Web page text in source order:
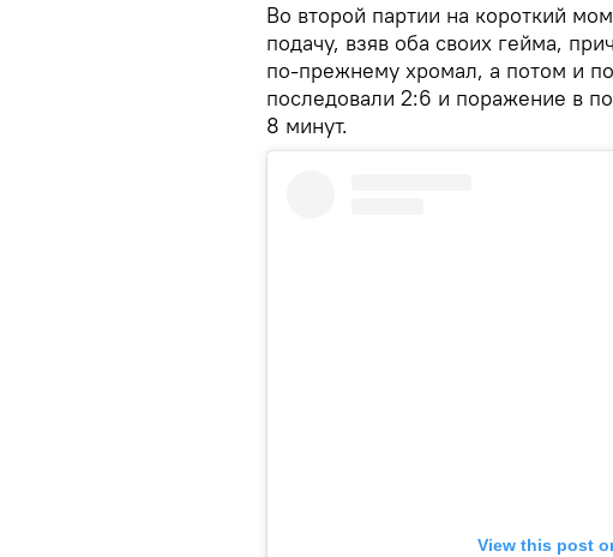
Во второй партии на короткий
подачу, взяв оба своих гейма,
по-прежнему хромал, а потом и
последовали 2:6 и поражение в
8 минут.
View this post